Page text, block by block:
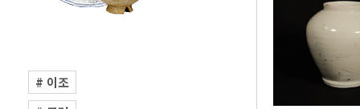
# 이조